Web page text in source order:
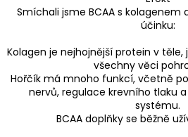
Smíchali jsme BCAA s
účinku:
Kolagen je nejhojnější protein v těle,
všechny věci
Hořčík má mnoho funkcí, včetně
nervů, regulace krevního tlaku
systému.
BCAA doplňky se běžně